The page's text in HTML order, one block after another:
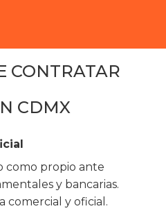
CONTRATAR
CDMX
como propio ante
y bancarias.
comercial y oficial.